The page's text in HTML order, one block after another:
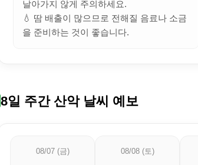
날아가지 않게 주의하세요.
💧 땀 배출이 많으므로 전해질 음료나 소금
을 준비하는 것이 좋습니다.
8일 주간 산악 날씨 예보
08/07 (금) 08/08 (토)